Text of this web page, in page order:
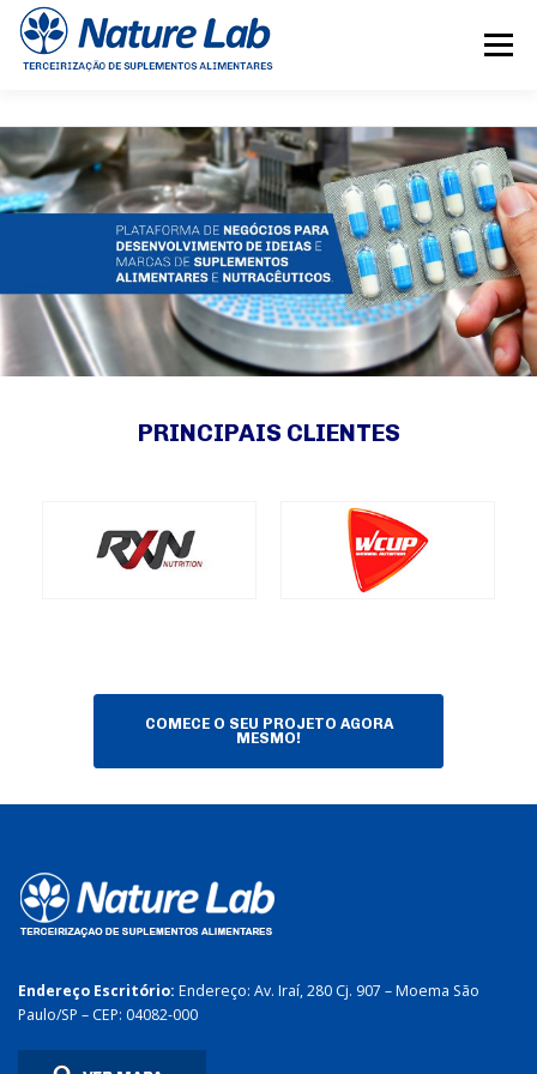
Pular para o conteúdo
Menu
NOSSA EMPRESA TECNOLOGIAS
TERCEIRIZAÇÃO CONTATO
COMECE SEU PROJETO AGORA
PRINCIPAIS CLIENTES
COMECE O SEU PROJETO AGORA
MESMO!
Endereço Escritório: Endereço: Av. Iraí, 280 Cj. 907 – Moema São
Paulo/SP – CEP: 04082-000